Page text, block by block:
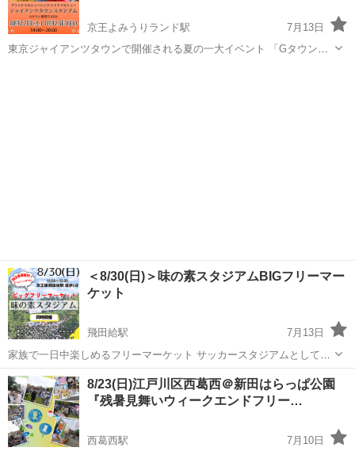
京王よみうりランド駅
7月13日
東京ジャイアンツタウンで開催される夏の一大イベント 「Gタウン夏
＜8/30(日)＞味の素スタジアムBIGフリーマー
ケット
飛田給駅
7月13日
家族で一日中楽しめるフリーマーケット サッカースタジアムとしても
有名な『味の素スタジアム』 圧倒的な商品量を目当てに一日中大勢の
来場客が訪れます 駅からすぐの立地で、非常に利便性の高いフリマ会
場です ===8/...
東京 調布市 飛田給駅 フリーマーケット 会場
8/23(日)江戸川区西葛西＠新田はらっぱ公園
『残暑見舞いウィークエンドフリー…
西葛西駅
7月10日